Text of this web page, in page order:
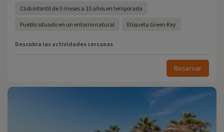
Club infantil de 3 meses a 15 años en temporada
Pueblo situado en un entorno natural Etiqueta Green Key
Descubra las actividades cercanas
Reservar